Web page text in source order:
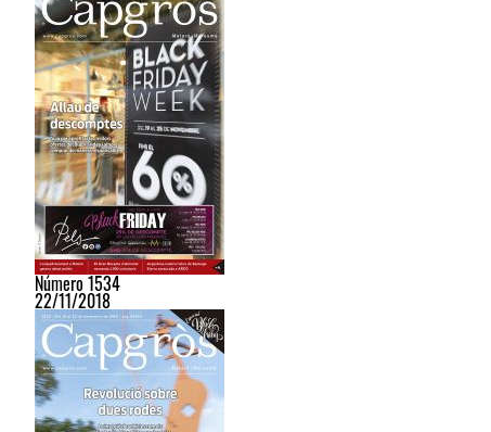
Número 1534
22/11/2018